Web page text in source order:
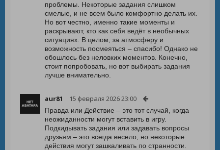
проблемы. Некоторые задания слишком
смелые, и не всем было комфортно делать их.
Но вот честно, именно такие моменты и
раскрывают, кто как себя ведёт в необычных
ситуациях. В целом, за атмосферу и
возможность посмеяться – спасибо! Однако не
обошлось без неловких моментов. Конечно,
стоит попробовать, но вот выбирать задания
лучше внимательно.
aur81 15 февраля 2026 23:00
Правда или Действие – это тот случай, когда
неожиданности могут вставить в игру.
Подкидывать задания или задавать вопросы
друзьям – это всегда весело, но некоторые
действия могут зашкаливать по странности.